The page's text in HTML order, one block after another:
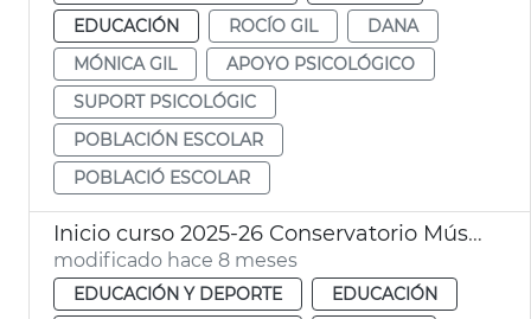
EDUCACIÓN
ROCÍO GIL
DANA
MÓNICA GIL
APOYO PSICOLÓGICO
SUPORT PSICOLÓGIC
POBLACIÓN ESCOLAR
POBLACIÓ ESCOLAR
Inicio curso 2025-26 Conservatorio Música Jose Iturbi
modificado hace 8 meses
EDUCACIÓN Y DEPORTE
EDUCACIÓN